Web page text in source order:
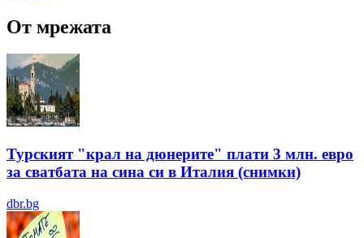
От мрежата
Турският "крал на дюнерите" плати 3 млн. евро
за сватбата на сина си в Италия (снимки)
dbr.bg